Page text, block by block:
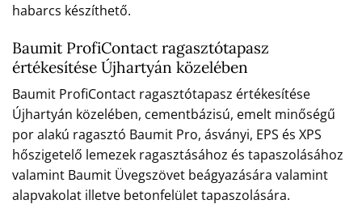
habarcs készíthető.
Baumit ProfiContact ragasztótapasz
értékesítése Újhartyán közelében
Baumit ProfiContact ragasztótapasz értékesítése
Újhartyán közelében, cementbázisú, emelt minőségű
por alakú ragasztó Baumit Pro, ásványi, EPS és XPS
hőszigetelő lemezek ragasztásához és tapaszolásához
valamint Baumit Üvegszövet beágyazására valamint
alapvakolat illetve betonfelület tapaszolására.